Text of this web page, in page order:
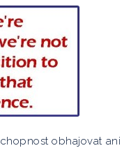
obhajovat ani